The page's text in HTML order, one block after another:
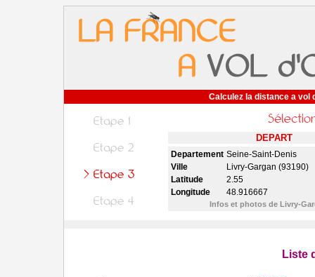
Calculez la distance a vol
DEPART
Departement Seine-Saint-Denis
Ville
Livry-Gargan (93190)
Latitude
2.55
Longitude
48.916667
Infos et photos de Livry-
Liste